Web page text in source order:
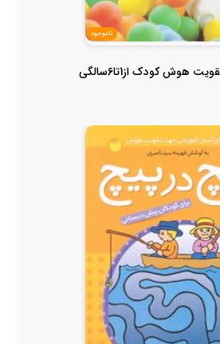
ناموجود